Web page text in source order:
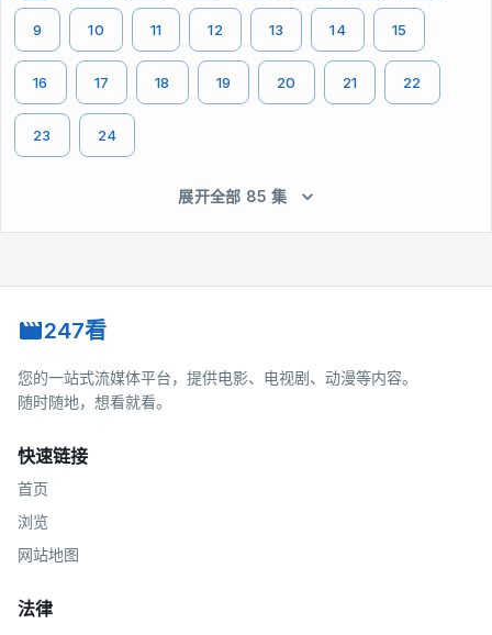
9 10 11 12 13 14 15
16 17 18 19 20 21 22
23 24
展开全部 85 集
247看
您的一站式流媒体平台，提供电影、电视剧、动漫等内容。
随时随地，想看就看。
快速链接
首页
浏览
网站地图
法律